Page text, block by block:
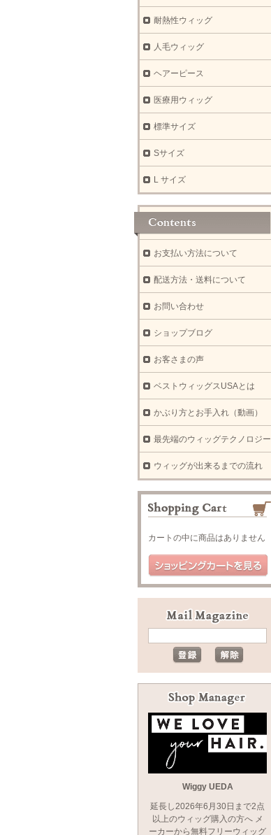
耐熱性ウィッグ
人毛ウィッグ
ヘアーピース
医療用ウィッグ
標準サイズ
Sサイズ
L サイズ
お支払い方法について
配送方法・送料について
お問い合わせ
ショップブログ
お客さまの声
ベストウィッグスUSAとは
かぶり方とお手入れ（動画）
最先端のウィッグテクノロジー
ウィッグが出来るまでの流れ
カートの中に商品はありません
Wiggy UEDA
延長し2026年6月30日まで2点
以上のウィッグ購入の方へ メ
ーカーから無料フリーウィッグ